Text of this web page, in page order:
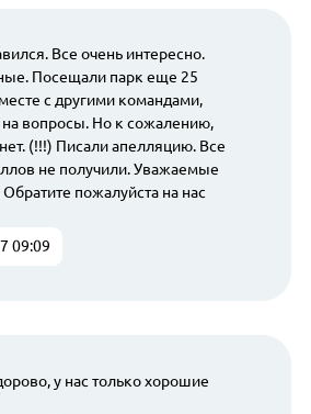
Все очень интересно.
Посещали парк еще 25
с другими командами,
вопросы. Но к сожалению,
(!!!) Писали апелляцию. Все
не получили. Уважаемые
пожалуйста на нас
09:09
у нас только хорошие